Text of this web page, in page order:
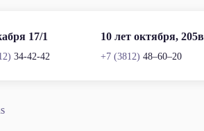
17/1
34-42-42
10 лет октября, 205в
+7 (3812)48–60–20